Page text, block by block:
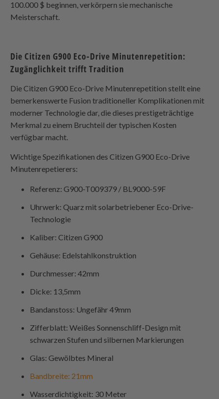
100.000 $ beginnen, verkörpern sie mechanische
Meisterschaft.
Die Citizen G900 Eco-Drive Minutenrepetition:
Zugänglichkeit trifft Tradition
Die Citizen G900 Eco-Drive Minutenrepetition stellt eine
bemerkenswerte Fusion traditioneller Komplikationen mit
moderner Technologie dar, die dieses prestigeträchtige
Merkmal zu einem Bruchteil der typischen Kosten
verfügbar macht.
Wichtige Spezifikationen des Citizen G900 Eco-Drive
Minutenrepetierers:
Referenz: G900-T009379 / BL9000-59F
Uhrwerk: Quarz mit solarbetriebener Eco-Drive-
Technologie
Kaliber: Citizen G900
Gehäuse: Edelstahlkonstruktion
Durchmesser: 42mm
Dicke: 13,5mm
Bandanstoss: Ungefähr 49mm
Zifferblatt: Weißes Sonnenschliff-Design mit
schwarzen Stufen und silbernen Markierungen
Glas: Gewölbtes Mineral
Bandbreite: 21mm
Wasserdichtigkeit: 30 Meter